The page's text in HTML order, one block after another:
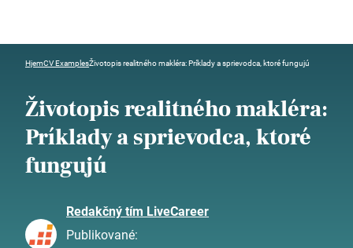
HjemCV ExamplesŽivotopis realitného makléra: Príklady a sprievodca, ktoré fungujú
Životopis realitného makléra:
Príklady a sprievodca, ktoré
fungujú
Redakčný tím LiveCareer
Publikované: